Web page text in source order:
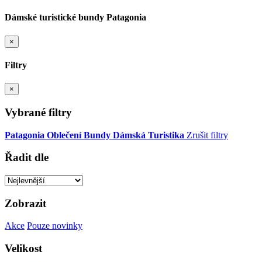
Dámské turistické bundy Patagonia
×
Filtry
×
Vybrané filtry
Patagonia Oblečení Bundy Dámská Turistika Zrušit filtry
Řadit dle
Zobrazit
Akce Pouze novinky
Velikost